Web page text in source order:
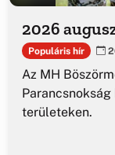
2026
Populáris hír
Az MH
területeken.